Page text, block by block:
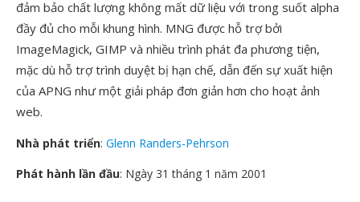
đảm bảo chất lượng không mất dữ liệu với trong suốt alpha
đầy đủ cho mỗi khung hình. MNG được hỗ trợ bởi
ImageMagick, GIMP và nhiều trình phát đa phương tiện,
mặc dù hỗ trợ trình duyệt bị hạn chế, dẫn đến sự xuất hiện
của APNG như một giải pháp đơn giản hơn cho hoạt ảnh
web.
Nhà phát triển: Glenn Randers-Pehrson
Phát hành lần đầu: Ngày 31 tháng 1 năm 2001